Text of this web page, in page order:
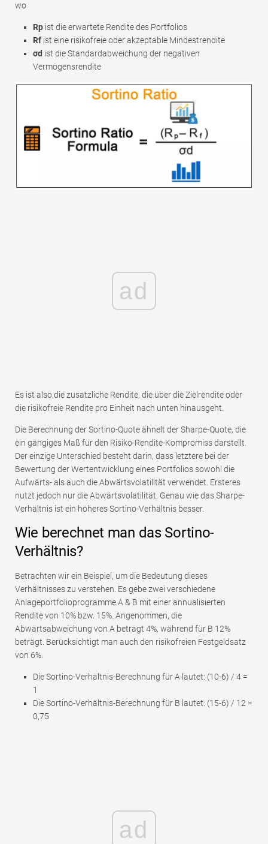
wo
Rp ist die erwartete Rendite des Portfolios
Rf ist eine risikofreie oder akzeptable Mindestrendite
σd ist die Standardabweichung der negativen
Vermögensrendite
ad
Es ist also die zusätzliche Rendite, die über die Zielrendite oder
die risikofreie Rendite pro Einheit nach unten hinausgeht.
Die Berechnung der Sortino-Quote ähnelt der Sharpe-Quote, die
ein gängiges Maß für den Risiko-Rendite-Kompromiss darstellt.
Der einzige Unterschied besteht darin, dass letztere bei der
Bewertung der Wertentwicklung eines Portfolios sowohl die
Aufwärts- als auch die Abwärtsvolatilität verwendet. Ersteres
nutzt jedoch nur die Abwärtsvolatilität. Genau wie das Sharpe-
Verhältnis ist ein höheres Sortino-Verhältnis besser.
Wie berechnet man das Sortino-
Verhältnis?
Betrachten wir ein Beispiel, um die Bedeutung dieses
Verhältnisses zu verstehen. Es gebe zwei verschiedene
Anlageportfolioprogramme A & B mit einer annualisierten
Rendite von 10% bzw. 15%. Angenommen, die
Abwärtsabweichung von A beträgt 4%, während für B 12%
beträgt. Berücksichtigt man auch den risikofreien Festgeldsatz
von 6%.
Die Sortino-Verhältnis-Berechnung für A lautet: (10-6) / 4 =
1
Die Sortino-Verhältnis-Berechnung für B lautet: (15-6) / 12 =
0,75
ad